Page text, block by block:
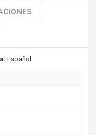
Español